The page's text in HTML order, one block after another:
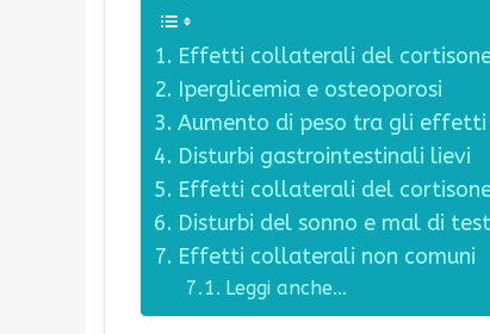
Effetti collaterali del
Iperglicemia e osteoporosi
Aumento di peso tra gli
Disturbi gastrointestinali lievi
Effetti collaterali del
Disturbi del sonno e mal di
Effetti collaterali non comuni
Leggi anche…